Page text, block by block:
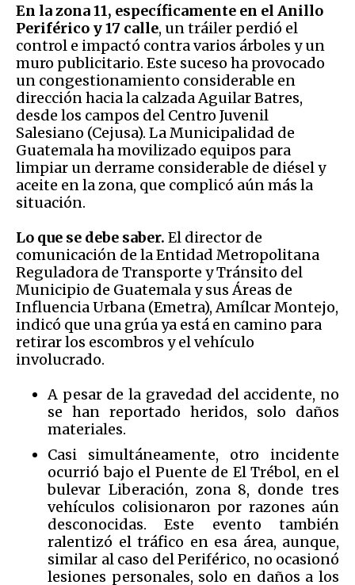
En la zona 11, específicamente en el Anillo
Periférico y 17 calle, un tráiler perdió el
control e impactó contra varios árboles y un
muro publicitario. Este suceso ha provocado
un congestionamiento considerable en
dirección hacia la calzada Aguilar Batres,
desde los campos del Centro Juvenil
Salesiano (Cejusa). La Municipalidad de
Guatemala ha movilizado equipos para
limpiar un derrame considerable de diésel y
aceite en la zona, que complicó aún más la
situación.
Lo que se debe saber. El director de
comunicación de la Entidad Metropolitana
Reguladora de Transporte y Tránsito del
Municipio de Guatemala y sus Áreas de
Influencia Urbana (Emetra), Amílcar Montejo,
indicó que una grúa ya está en camino para
retirar los escombros y el vehículo
involucrado.
A pesar de la gravedad del accidente, no
se han reportado heridos, solo daños
materiales.
Casi simultáneamente, otro incidente
ocurrió bajo el Puente de El Trébol, en el
bulevar Liberación, zona 8, donde tres
vehículos colisionaron por razones aún
desconocidas. Este evento también
ralentizó el tráfico en esa área, aunque,
similar al caso del Periférico, no ocasionó
lesiones personales, solo en daños a los